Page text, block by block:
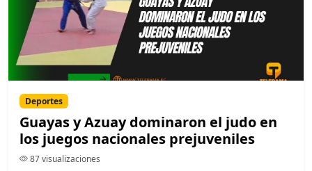
Deportes
Guayas y Azuay dominaron el judo en
los juegos nacionales prejuveniles
87 visualizaciones